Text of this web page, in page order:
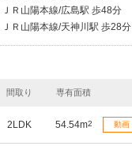
ＪＲ山陽本線/広島駅 歩48分
ＪＲ山陽本線/天神川駅 歩28分
間取り 専有面積
2LDK 54.54m2 動画